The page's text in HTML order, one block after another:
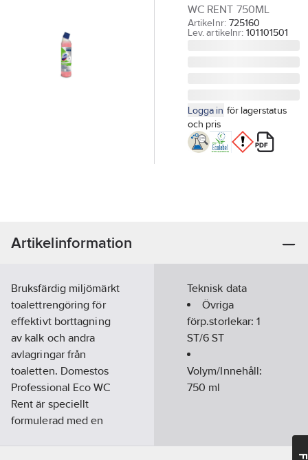
WC RENT 750ML
Artikelnr: 725160
Lev. artikelnr: 101101501
Logga in för lagerstatus
och pris
Artikelinformation
Bruksfärdig miljömärkt
toalettrengöring för
effektivt borttagning
av kalk och andra
avlagringar från
toaletten. Domestos
Professional Eco WC
Rent är speciellt
formulerad med en
Teknisk data
Övriga
förp.storlekar:1
ST/6 ST
Volym/Innehåll:
750 ml